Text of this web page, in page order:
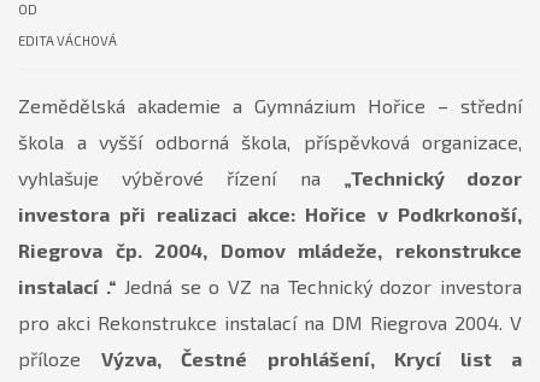
OD
EDITA VÁCHOVÁ
Zemědělská akademie a Gymnázium Hořice – střední
škola a vyšší odborná škola, příspěvková organizace,
vyhlašuje výběrové řízení na „Technický dozor
investora při realizaci akce: Hořice v Podkrkonoší,
Riegrova čp. 2004, Domov mládeže, rekonstrukce
instalací .“ Jedná se o VZ na Technický dozor investora
pro akci Rekonstrukce instalací na DM Riegrova 2004. V
přílozeVýzva, Čestné prohlášení, Krycí list a